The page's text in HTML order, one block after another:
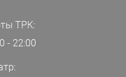
ТРК:
- 22:00